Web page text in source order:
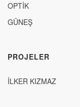
OPTİK
GÜNEŞ
PROJELER
İLKER KIZMAZ